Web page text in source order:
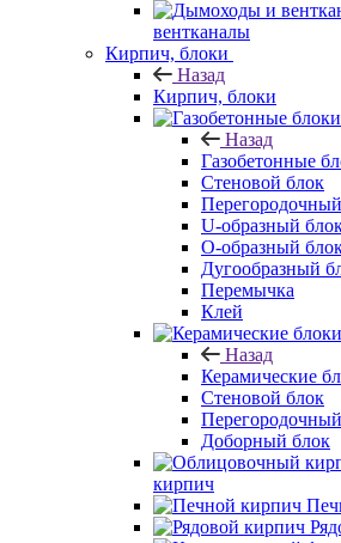
вентканалы
Кирпич, блоки
Назад
Кирпич, блоки
Назад
Газобетонные
Стеновой блок
U-образный
О-образный
Дугообразный
Перемычка
Клей
Назад
Керамические
Стеновой блок
Доборный блок
кирпич